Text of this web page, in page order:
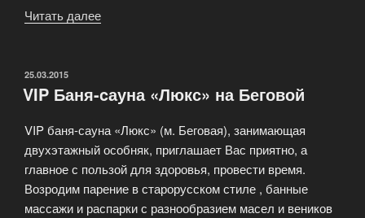
Читать далее
ОПУБЛИКОВАНО
25.03.2015
VIP Баня-cауна «Люкс» на Беговой
VIP баня-сауна «Люкс» (м. Беговая), занимающая
двухэтажный особняк, приглашает Вас приятно, а
главное с пользой для здоровья, провести время.
Возродим парение в старорусском стиле , банные
массажи и распарки с разнообразием масел и веников